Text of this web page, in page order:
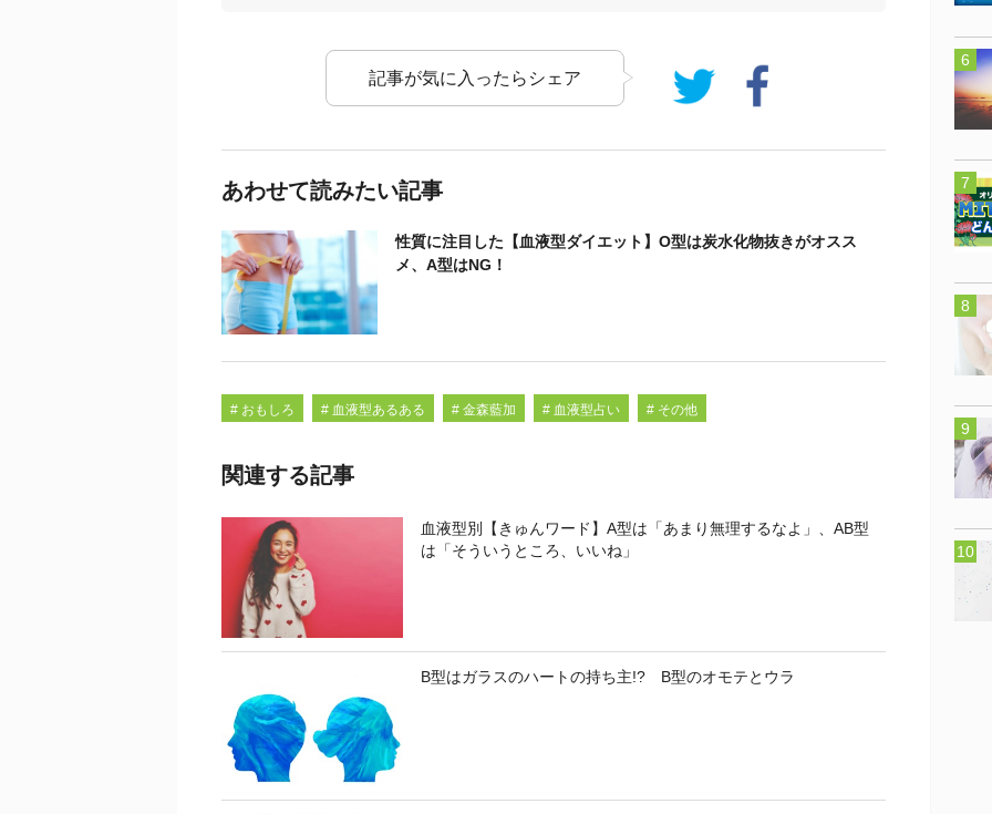
記事が気に入ったらシェア
あわせて読みたい記事
性質に注目した【血液型ダイエット】O型は炭水化物抜きがオスス
メ、A型はNG！
# おもしろ # 血液型あるある # 金森藍加 # 血液型占い # その他
関連する記事
血液型別【きゅんワード】A型は「あまり無理するなよ」、AB型
は「そういうところ、いいね」
B型はガラスのハートの持ち主!? B型のオモテとウラ